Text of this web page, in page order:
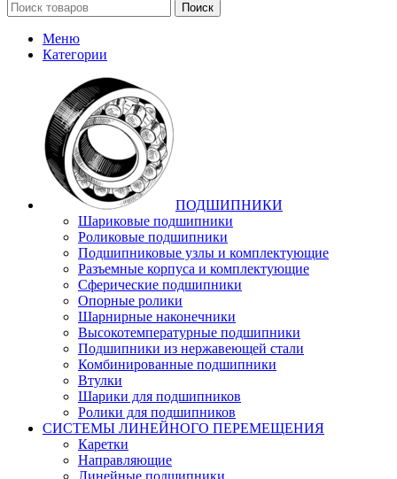
Поиск
Меню
Категории
ПОДШИПНИКИ
Шариковые подшипники
Роликовые подшипники
Подшипниковые узлы и комплектующие
Разъемные корпуса и комплектующие
Сферические подшипники
Опорные ролики
Шарнирные наконечники
Высокотемпературные подшипники
Подшипники из нержавеющей стали
Комбинированные подшипники
Втулки
Шарики для подшипников
Ролики для подшипников
СИСТЕМЫ ЛИНЕЙНОГО ПЕРЕМЕЩЕНИЯ
Каретки
Направляющие